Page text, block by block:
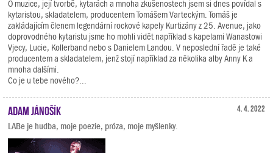
O muzice, její tvorbě, kytarách a mnoha zkušenostech jsem si dnes povídal s
kytaristou, skladatelem, producentem Tomášem Varteckým. Tomáš je
zakládajícím členem legendární rockové kapely Kurtizány z 25. Avenue, jako
doprovodného kytaristu jsme ho mohli vidět například s kapelami Wanastowi
Vjecy, Lucie, Kollerband nebo s Danielem Landou. V neposlední řadě je také
producentem a skladatelem, jenž stojí například za několika alby Anny K a
mnoha dalšími.
Co je u tebe nového?...
4. 4. 2022
Adam Jánošík
LABe je hudba, moje poezie, próza, moje myšlenky.